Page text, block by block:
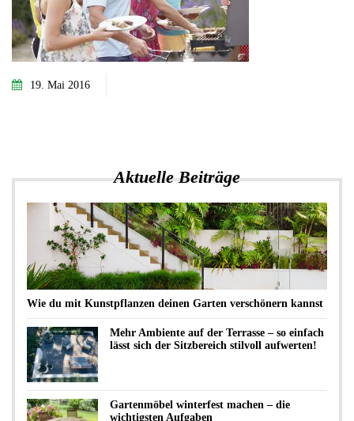
19. Mai 2016
Aktuelle Beiträge
Wie du mit Kunstpflanzen deinen Garten verschönern kannst
Mehr Ambiente auf der Terrasse – so einfach
lässt sich der Sitzbereich stilvoll aufwerten!
Gartenmöbel winterfest machen – die
wichtigsten Aufgaben